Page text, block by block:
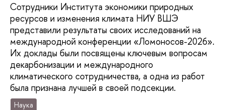
Сотрудники Института экономики природных
ресурсов и изменения климата НИУ ВШЭ
представили результаты своих исследований на
международной конференции «Ломоносов-2026».
Их доклады были посвящены ключевым вопросам
декарбонизации и международного
климатического сотрудничества, а одна из работ
была признана лучшей в своей подсекции.
Наука